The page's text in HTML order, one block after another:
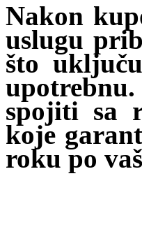
Nakon
uslugu
što
spojiti sa
koje
roku po